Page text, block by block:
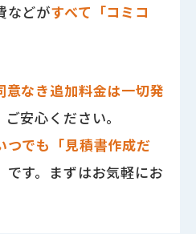
などがすべて「コミコ
意なき追加料金は一切発
ご安心ください。
つでも「見積書作成だ
です。まずはお気軽にお